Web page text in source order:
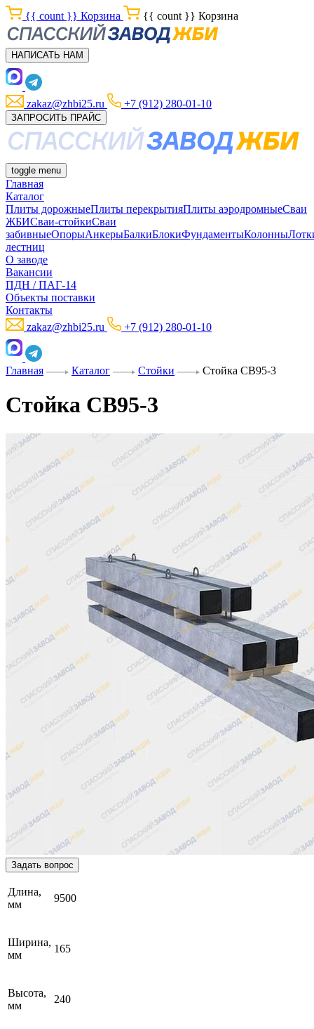
{{ count }} Корзина {{ count }} Корзина
НАПИСАТЬ НАМ
zakaz@zhbi25.ru +7 (912) 280-01-10
ЗАПРОСИТЬ ПРАЙС
toggle menu
Главная
Каталог
Плиты дорожныеПлиты перекрытияПлиты аэродромныеСваи
ЖБИСваи-стойкиСваи
забивныеОпорыАнкерыБалкиБлокиФундаментыКолонны
лестниц
О заводе
Вакансии
ПДН / ПАГ-14
Объекты поставки
Контакты
zakaz@zhbi25.ru
+7 (912) 280-01-10
Главная Каталог Стойки Стойка СВ95-3
Стойка СВ95-3
Задать вопрос
Длина,
мм
9500
Ширина,
мм
165
Высота,
мм
240